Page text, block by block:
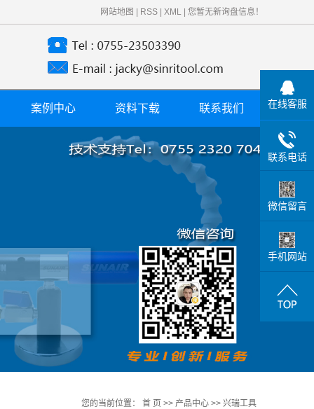
网站地图 RSS XML 您暂无新询盘信息！
案例中心 资料下载 联系我们
您的当前位置： 首 页 >> 产品中心 >> 兴瑞工具
在线客服
联系电话
微信留言
手机网站